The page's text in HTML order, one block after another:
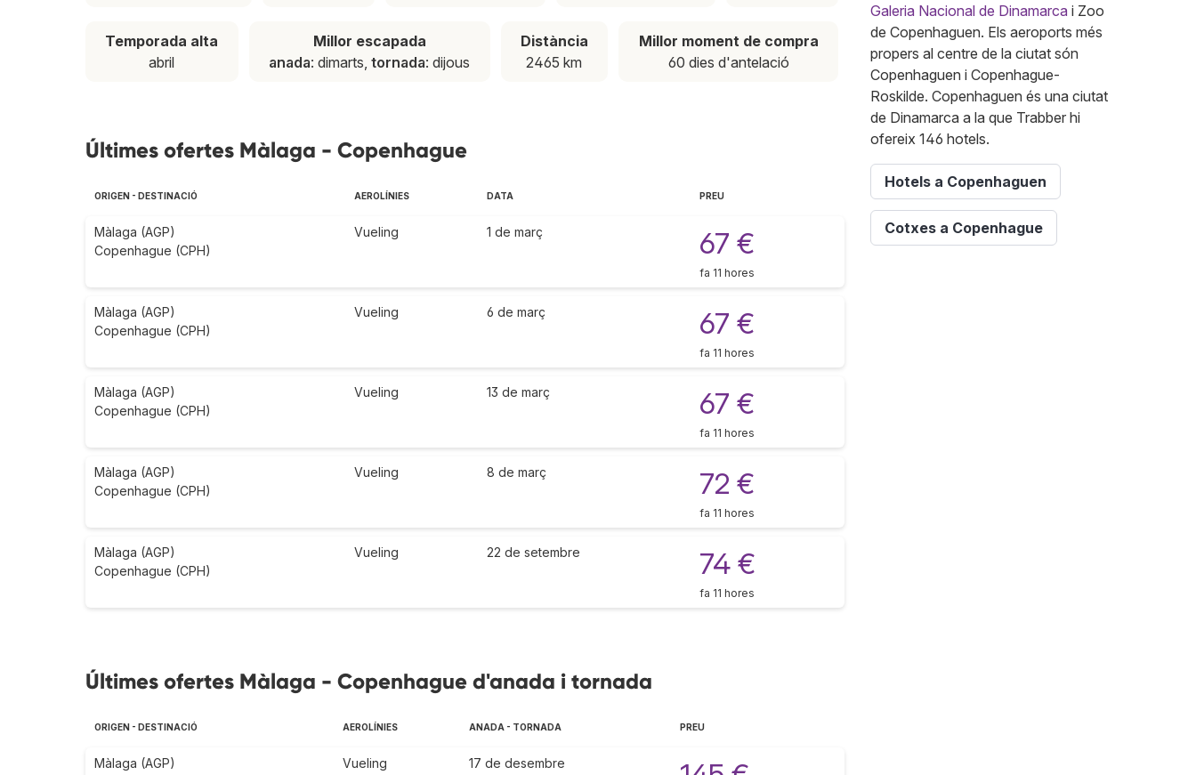
Temporada alta
abril
Millor escapada
anada: dimarts,tornada: dijous
Distància
2465 km
Millor moment de compra
60 dies d'antelació
Últimes ofertes Màlaga - Copenhague
ORIGEN - DESTINACIÓ AEROLÍNIES DATA PREU
Màlaga (AGP)
Copenhague (CPH)
Vueling 1 de març 67 €
fa 11 hores
Màlaga (AGP)
Copenhague (CPH)
Vueling 6 de març 67 €
fa 11 hores
Màlaga (AGP)
Copenhague (CPH)
Vueling 13 de març 67 €
fa 11 hores
Màlaga (AGP)
Copenhague (CPH)
Vueling 8 de març 72 €
fa 11 hores
Màlaga (AGP)
Copenhague (CPH)
Vueling 22 de setembre 74 €
fa 11 hores
Últimes ofertes Màlaga - Copenhague d'anada i tornada
ORIGEN - DESTINACIÓ AEROLÍNIES ANADA - TORNADA PREU
Màlaga (AGP)
Vueling
17 de desembre
Galeria Nacional de Dinamarca i Zoo
de Copenhaguen. Els aeroports més
propers al centre de la ciutat són
Copenhaguen i Copenhague-
Roskilde. Copenhaguen és una ciutat
de Dinamarca a la que Trabber hi
ofereix 146 hotels.
Hotels a Copenhaguen
Cotxes a Copenhague